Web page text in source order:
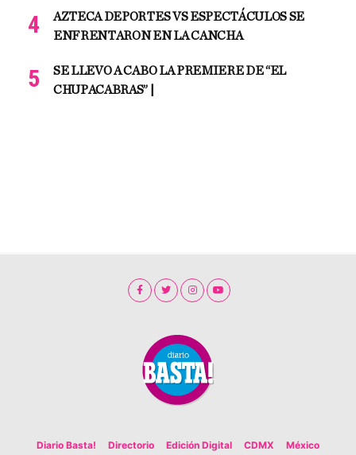
AZTECA DEPORTES VS ESPECTÁCULOS SE
ENFRENTARON EN LA CANCHA
SE LLEVO A CABO LA PREMIERE DE “EL
CHUPACABRAS” |
Diario Basta! Directorio Edición Digital CDMX México